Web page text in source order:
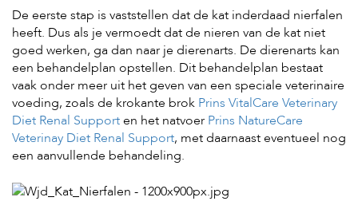
De eerste stap is vaststellen dat de kat inderdaad nierfalen
heeft. Dus als je vermoedt dat de nieren van de kat niet
goed werken, ga dan naar je dierenarts. De dierenarts kan
een behandelplan opstellen. Dit behandelplan bestaat
vaak onder meer uit het geven van een speciale veterinaire
voeding, zoals de krokante brok Prins VitalCare Veterinary
Diet Renal Supporten het natvoer Prins NatureCare
Veterinay Diet Renal Support, met daarnaast eventueel nog
een aanvullende behandeling.